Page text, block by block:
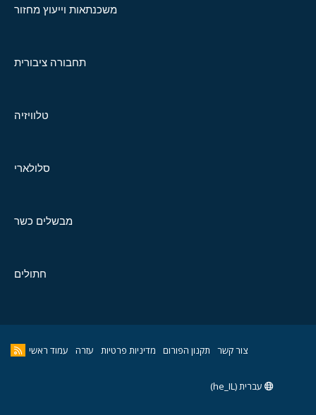
משכנתאות וייעוץ מחזור
תחבורה ציבורית
טלוויזיה
סלולארי
מבשלים כשר
חתולים
צור קשר תקנון הפורום מדיניות פרטיות עזרה עמוד ראשי
עברית (he_IL)